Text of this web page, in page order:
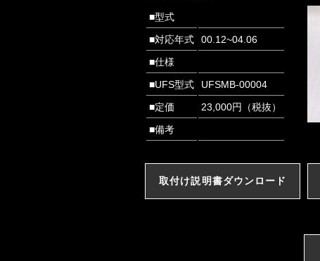
■型式
■対応年式
00.12~04.06
■仕様
■UFS型式
UFSMB-00004
■定価
23,000円（税抜）
■備考
取付け説明書ダウンロード